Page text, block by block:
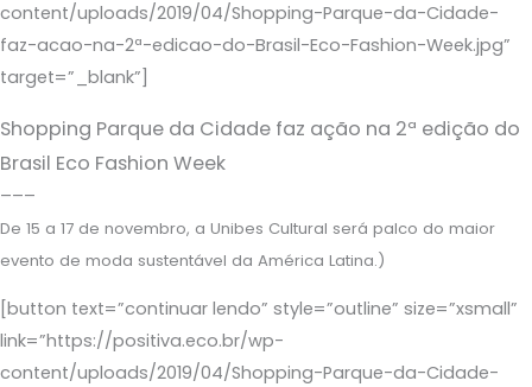
content/uploads/2019/04/Shopping-Parque-da-Cidade-
faz-acao-na-2ª-edicao-do-Brasil-Eco-Fashion-Week.jpg”
target=”_blank”]
Shopping Parque da Cidade faz ação na 2ª edição do
Brasil Eco Fashion Week
–––
De 15 a 17 de novembro, a Unibes Cultural será palco do maior
evento de moda sustentável da América Latina.)
[button text=”continuar lendo” style=”outline” size=”xsmall”
link=”https://positiva.eco.br/wp-
content/uploads/2019/04/Shopping-Parque-da-Cidade-